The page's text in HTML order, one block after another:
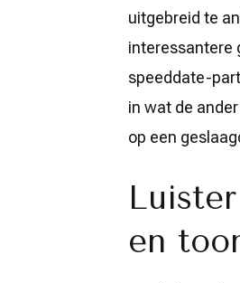
uitgebreid te
interessantere
speeddate-
in wat de
op een
en